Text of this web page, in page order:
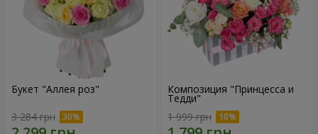
Букет "Аллея роз"
3 284 грн
Композиция "Принцесса и
Тедди"
1 999 грн